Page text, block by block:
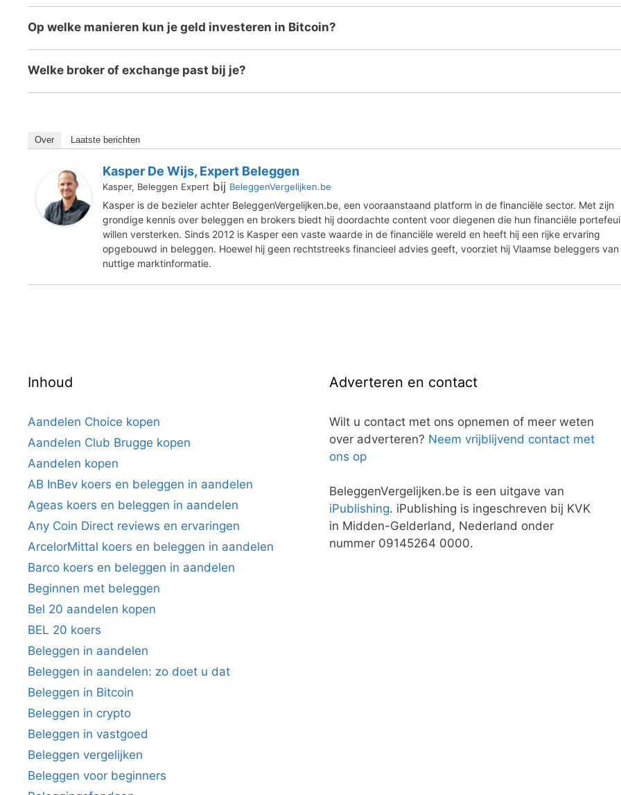
Op welke manieren kun je geld investeren in Bitcoin?
Welke broker of exchange past bij je?
Over Laatste berichten
Kasper De Wijs, Expert Beleggen
Kasper, Beleggen Expert bij BeleggenVergelijken.be
Kasper is de bezieler achter BeleggenVergelijken.be, een vooraanstaand platform in de financiële sector. Met zijn
grondige kennis over beleggen en brokers biedt hij doordachte content voor diegenen die hun financiële
willen versterken. Sinds 2012 is Kasper een vaste waarde in de financiële wereld en heeft hij een rijke ervaring
opgebouwd in beleggen. Hoewel hij geen rechtstreeks financieel advies geeft, voorziet hij Vlaamse beleggers van
nuttige marktinformatie.
Inhoud
Aandelen Choice kopen
Aandelen Club Brugge kopen
Aandelen kopen
AB InBev koers en beleggen in aandelen
Ageas koers en beleggen in aandelen
Any Coin Direct reviews en ervaringen
ArcelorMittal koers en beleggen in aandelen
Barco koers en beleggen in aandelen
Beginnen met beleggen
Bel 20 aandelen kopen
BEL 20 koers
Beleggen in aandelen
Beleggen in aandelen: zo doet u dat
Beleggen in Bitcoin
Beleggen in crypto
Beleggen in vastgoed
Beleggen vergelijken
Beleggen voor beginners
Adverteren en contact
Wilt u contact met ons opnemen of meer weten
over adverteren? Neem vrijblijvend contact met
ons op
BeleggenVergelijken.be is een uitgave van
iPublishing. iPublishing is ingeschreven bij KVK
in Midden-Gelderland, Nederland onder
nummer 09145264 0000.